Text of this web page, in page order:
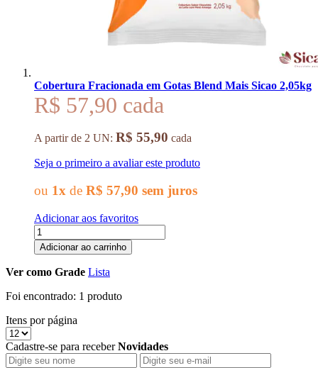
Cobertura Fracionada em Gotas Blend Mais Sicao 2,05kg
R$ 57,90
ou 1x de R$ 57,90 sem juros
A partir de 2 UN: R$ 55,90 cada
Seja o primeiro a avaliar este produto
Adicionar aos favoritos
Adicionar ao carrinho
Ver como Grade Lista
Foi encontrado: 1 produto
Itens por página
Cadastre-se para receberNovidades